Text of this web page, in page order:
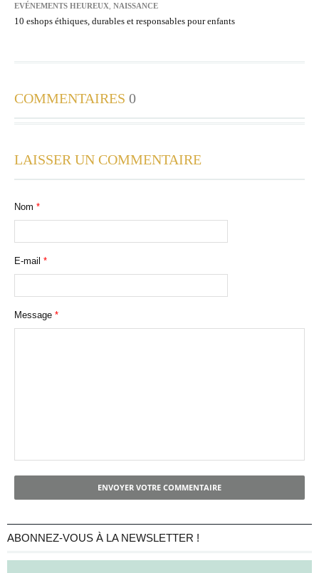
EVÉNEMENTS HEUREUX NAISSANCE
10 eshops éthiques, durables et responsables pour enfants
COMMENTAIRES 0
LAISSER UN COMMENTAIRE
Nom *
E-mail *
Message *
ENVOYER VOTRE COMMENTAIRE
ABONNEZ-VOUS À LA NEWSLETTER !